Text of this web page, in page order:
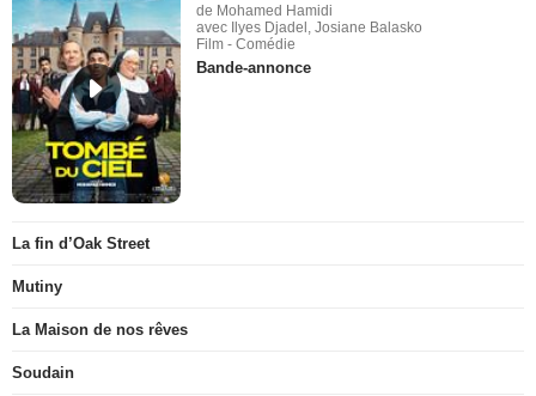
de Mohamed Hamidi
avec Ilyes Djadel, Josiane Balasko
Film - Comédie
Bande-annonce
La fin d’Oak Street
Mutiny
La Maison de nos rêves
Soudain